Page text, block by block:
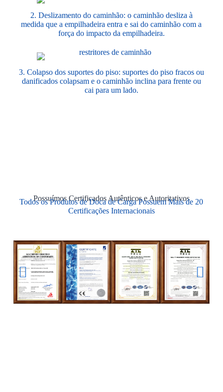
2. Deslizamento do caminhão: o caminhão desliza à
medida que a empilhadeira entra e sai do caminhão com a
força do impacto da empilhadeira.
3. Colapso dos suportes do piso: suportes do piso fracos ou
danificados colapsam e o caminhão inclina para frente ou
cai para um lado.
Possuímos Certificados Autênticos e Autoritativos
Todos os Produtos de Doca de Carga Possuem Mais de 20
Certificações Internacionais